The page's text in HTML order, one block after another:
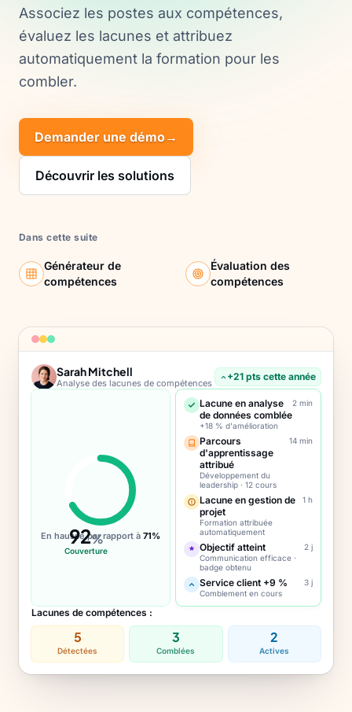
Associez les postes aux compétences,
évaluez les lacunes et attribuez
automatiquement la formation pour les
combler.
Demander une démo→
Découvrir les solutions
Dans cette suite
Générateur de
compétences
Évaluation des
compétences
Sarah Mitchell
Analyse des lacunes de compétences
+21 pts cette année
92%
Couverture
En hausse par rapport à 71%
Lacune en analyse
de données comblée
+18 % d'amélioration
2 min
Parcours
d'apprentissage
attribué
Développement du
leadership · 12 cours
14 min
Lacune en gestion de
projet
Formation attribuée
automatiquement
1 h
Objectif atteint
Communication efficace ·
badge obtenu
2 j
Service client +9 %
Comblement en cours
3 j
Lacunes de compétences :
5
Détectées
3
Comblées
2
Actives